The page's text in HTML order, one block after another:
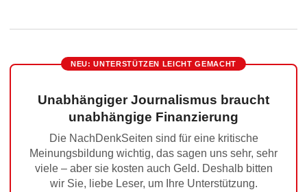
NEU: UNTERSTÜTZEN LEICHT GEMACHT
Unabhängiger Journalismus braucht
unabhängige Finanzierung
Die NachDenkSeiten sind für eine kritische
Meinungsbildung wichtig, das sagen uns sehr, sehr
viele – aber sie kosten auch Geld. Deshalb bitten
wir Sie, liebe Leser, um Ihre Unterstützung.